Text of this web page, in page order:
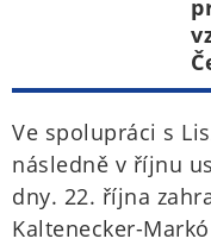
Ve spolupráci s
následně v říjnu
dny. 22. října
Kaltenecker-